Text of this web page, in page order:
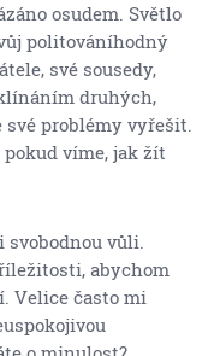
osudem. Světlo
politováníhodný
své sousedy,
druhých,
své problémy vyřešit.
víme, jak žít
vůli.
abychom
Velice často mi